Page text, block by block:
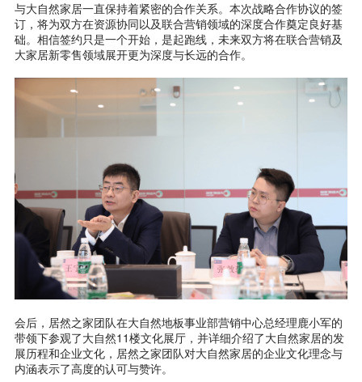
与大自然家居一直保持着紧密的合作关系。本次战略合作协议的签
订，将为双方在资源协同以及联合营销领域的深度合作奠定良好基
础。相信签约只是一个开始，是起跑线，未来双方将在联合营销及
大家居新零售领域展开更为深度与长远的合作。
会后，居然之家团队在大自然地板事业部营销中心总经理鹿小军的
带领下参观了大自然11楼文化展厅，并详细介绍了大自然家居的发
展历程和企业文化，居然之家团队对大自然家居的企业文化理念与
内涵表示了高度的认可与赞许。